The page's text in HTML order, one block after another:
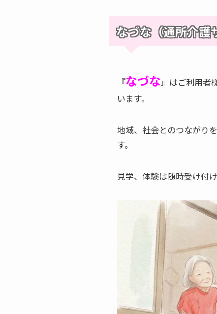
なづな（通所介護
『なづな』はご利用者
います。
地域、社会とのつながり
す。
見学、体験は随時受け付